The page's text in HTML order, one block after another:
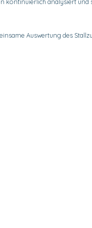
Auswertung des